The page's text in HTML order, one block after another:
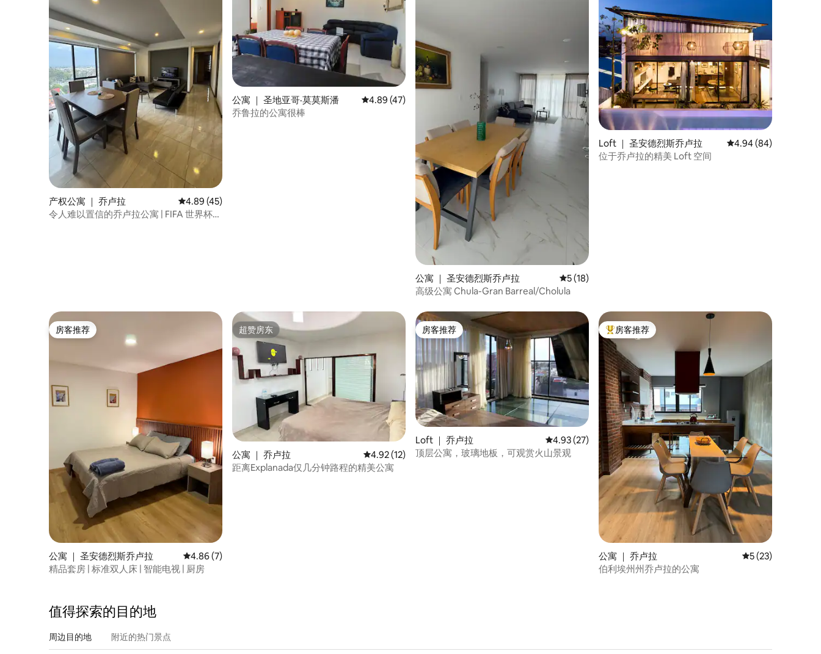
产权公寓 ｜ 乔卢拉 平均评分 4.89 分（满分 5 分），共 45 条评价
4.89 (45)
令人难以置信的乔卢拉公寓 | FIFA 世界杯
公寓 ｜ 圣地亚哥·莫莫斯潘 平均评分 4.89 分（满分 5 分），共 47 条评价
4.89 (47)
乔鲁拉的公寓很棒
公寓 ｜ 圣安德烈斯乔卢拉 平均评分 5 分（满分 5 分），共 18 条评价
5 (18)
高级公寓 Chula-Gran Barreal/Cholula
Loft ｜ 圣安德烈斯乔卢拉 平均评分 4.94 分（满
4.94 (84)
位于乔卢拉的精美 Loft 空间
房客推荐
房客推荐
公寓 ｜ 圣安德烈斯乔卢拉 平均评分 4.86 分（满分 5 分），共 7 条评价
4.86 (7)
精品套房 | 标准双人床 | 智能电视 | 厨房
超赞房东
超赞房东
公寓 ｜ 乔卢拉 平均评分 4.92 分（满分 5 分），共 12 条评价
4.92 (12)
距离Explanada仅几分钟路程的精美公寓
房客推荐
房客推荐
Loft ｜ 乔卢拉 平均评分 4.93 分（满分 5 分），共 27 条评价
4.93 (27)
顶层公寓，玻璃地板，可观赏火山景观
热门「房客推荐」
房客推荐
公寓 ｜ 乔卢拉 平均评分 5 分（满
5 (23)
伯利埃州州乔卢拉的公寓
值得探索的目的地
周边目的地 附近的热门景点